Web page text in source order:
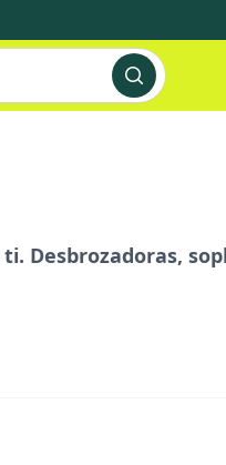
Desbrozadoras,